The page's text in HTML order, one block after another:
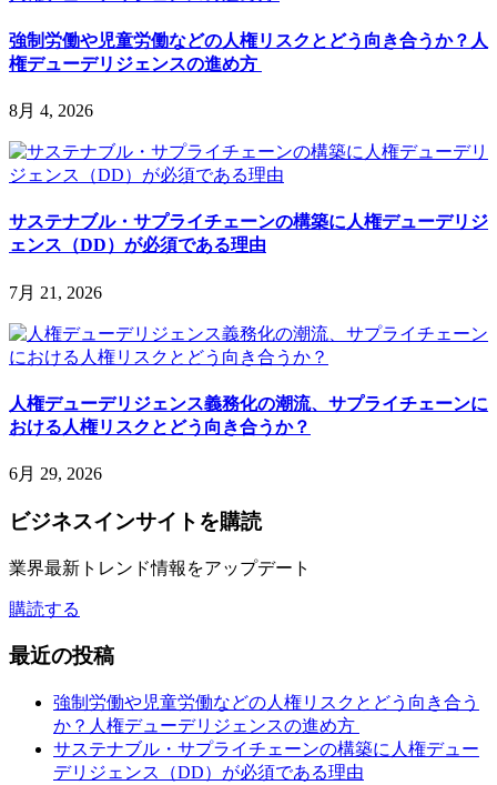
強制労働や児童労働などの人権リスクとどう向き合うか？人
権デューデリジェンスの進め方
8月 4, 2026
サステナブル・サプライチェーンの構築に人権デューデリジ
ェンス（DD）が必須である理由
7月 21, 2026
人権デューデリジェンス義務化の潮流、サプライチェーンに
おける人権リスクとどう向き合うか？
6月 29, 2026
ビジネスインサイト を購読
業界最新トレンド情報をアップデート
購読する
最近の投稿
強制労働や児童労働などの人権リスクとどう向き合う
か？人権デューデリジェンスの進め方
サステナブル・サプライチェーンの構築に人権デュー
デリジェンス（DD）が必須である理由